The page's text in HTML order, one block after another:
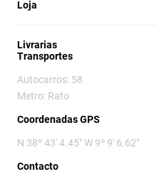
Loja
Livrarias
Transportes
Autocarros: 58
Metro: Rato
Coordenadas GPS
N 38º 43' 4.45" W 9º 9' 6.62"
Contacto